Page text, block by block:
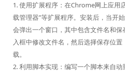
1. 使用扩展程序：在Chrome网上应用
载管理器”等扩展程序。安装后，当开
会弹出一个窗口，其中包含文件名和
入框中修改文件名，然后选择保存位
载。
2. 利用脚本实现：编写一个脚本来自